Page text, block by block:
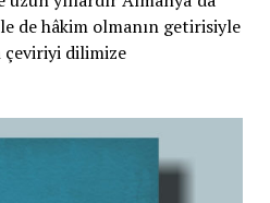
de hâkim olmanın getirisiyle
çeviriyi dilimize